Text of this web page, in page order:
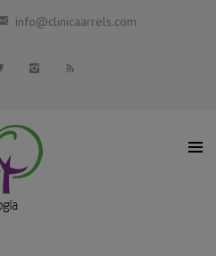
info@clinicaarrels.com